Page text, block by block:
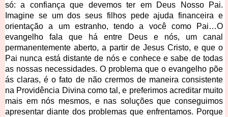
só: a confiança que devemos ter em Deus Nosso Pai.
Imagine se um dos seus filhos pede ajuda financeira e
orientação a um estranho, tendo a você como Pai…O
evangelho fala que há entre Deus e nós, um canal
permanentemente aberto, a partir de Jesus Cristo, e que o
Pai nunca está distante de nós e conhece e sabe de todas
as nossas necessidades. O problema que o evangelho põe
ás claras, é o fato de não crermos de maneira consistente
na Providência Divina como tal, e preferimos acreditar muito
mais em nós mesmos, e nas soluções que conseguimos
apresentar diante dos problemas que enfrentamos. Porque